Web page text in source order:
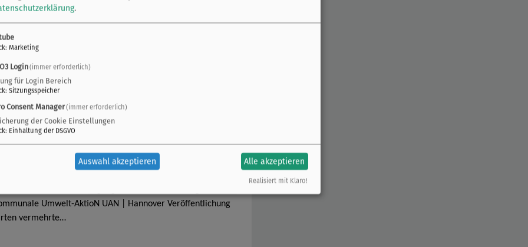
FAQ zu Starkregengefahrenkarten 10. Digitale
Umwelt-AktioN UAN | Hannover Veröffentlichung
vermehrte…
.
: Marketing
Login(immer erforderlich)
für Login Bereich
: Sitzungsspeicher
Consent Manager(immer erforderlich)
der Cookie Einstellungen
: Einhaltung der DSGVO
Auswahl akzeptieren Alle akzeptieren
Realisiert mit Klaro!